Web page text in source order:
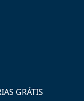
GRÁTIS